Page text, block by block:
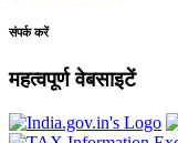
संपर्क करें
महत्वपूर्ण वेबसाइटें